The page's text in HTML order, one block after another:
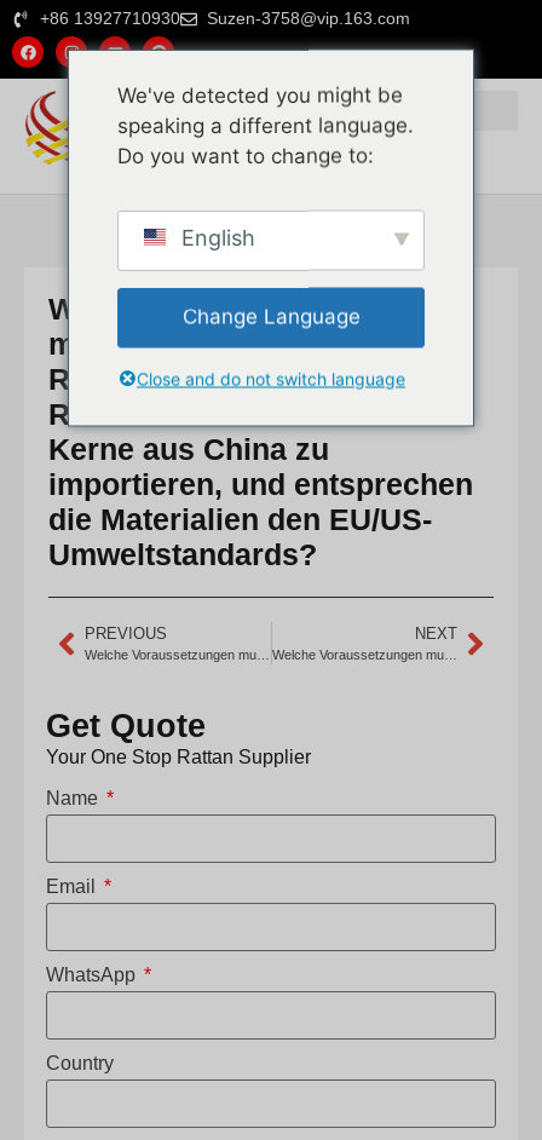
+86 13927710930 Suzen-3758@vip.163.com
Welche Voraussetzungen
muss ich erfüllen, um Rattan-
Rohrstöckchengewebe,
Rattan-Matten und Rattan-
Kerne aus China zu
importieren, und entsprechen
die Materialien den EU/US-
Umweltstandards?
PREVIOUS NEXT
Welche Voraussetzungen muss ich erfüllen, um Rattanrohrgeflecht, Rattanmatte und Rattankern aus China zu importieren, und bieten Sie FSC-zertifizierte Materialien an?
Get Quote
Your One Stop Rattan Supplier
Name
Email
WhatsApp
Country
We've detected you might be
speaking a different language.
Do you want to change to:
English
Change Language
Close and do not switch language